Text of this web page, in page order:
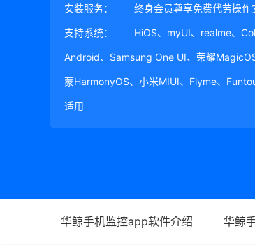
安装服务： 终身会员尊享免费代劳操
支持系统： HiOS、myUI、realme、
Android、Samsung One UI、荣耀
蒙HarmonyOS、小米MIUI、Flyme、
适用
华鲸手机监控app软件介绍 华鲸